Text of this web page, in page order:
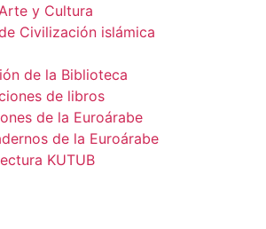
y Cultura
Civilización islámica
de la Biblioteca
de libros
de la Euroárabe
de la Euroárabe
KUTUB